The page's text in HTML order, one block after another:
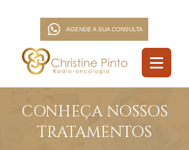
AGENDE A SUA CONSULTA
CONHEÇA NOSSOS
TRATAMENTOS